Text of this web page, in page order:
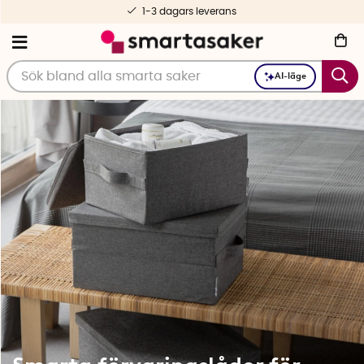
AI-läge
Fri frakt fr. 499 kr